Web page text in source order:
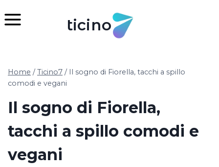
al
ticino
Home / Ticino7 / Il sogno di Fiorella, tacchi a spillo
comodi e vegani
Il sogno di Fiorella,
tacchi a spillo comodi e
vegani